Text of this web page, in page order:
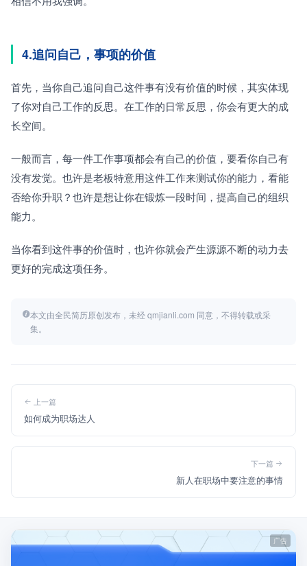
4.追问自己，事项的价值
首先，当你自己追问自己这件事有没有价值的时候，其实体现
了你对自己工作的反思。在工作的日常反思，你会有更大的成
长空间。
一般而言，每一件工作事项都会有自己的价值，要看你自己有
没有发觉。也许是老板特意用这件工作来测试你的能力，看能
否给你升职？也许是想让你在锻炼一段时间，提高自己的组织
能力。
当你看到这件事的价值时，也许你就会产生源源不断的动力去
更好的完成这项任务。
本文由全民简历原创发布，未经 qmjianli.com 同意，不得转载或采
集。
上一篇
如何成为职场达人
下一篇
新人在职场中要注意的事情